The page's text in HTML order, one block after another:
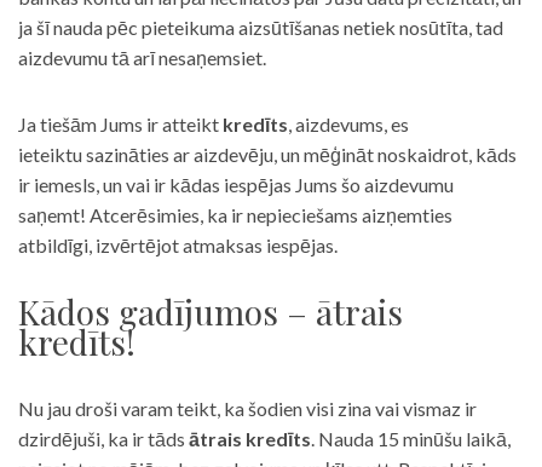
ja šī nauda pēc pieteikuma aizsūtīšanas netiek nosūtīta, tad
aizdevumu tā arī nesaņemsiet.
Ja tiešām Jums ir atteikt kredīts, aizdevums, es
ieteiktu sazināties ar aizdevēju, un mēģināt noskaidrot, kāds
ir iemesls, un vai ir kādas iespējas Jums šo aizdevumu
saņemt! Atcerēsimies, ka ir nepieciešams aizņemties
atbildīgi, izvērtējot atmaksas iespējas.
Kādos gadījumos – ātrais
kredīts!
Nu jau droši varam teikt, ka šodien visi zina vai vismaz ir
dzirdējuši, ka ir tāds ātrais kredīts. Nauda 15 minūšu laikā,